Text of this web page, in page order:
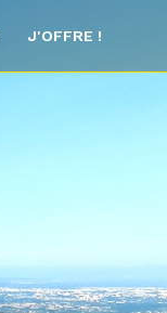
J'OFFRE !